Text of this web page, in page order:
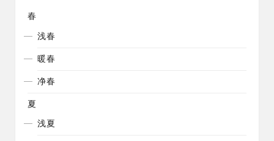
春
浅春
暖春
净春
夏
浅夏